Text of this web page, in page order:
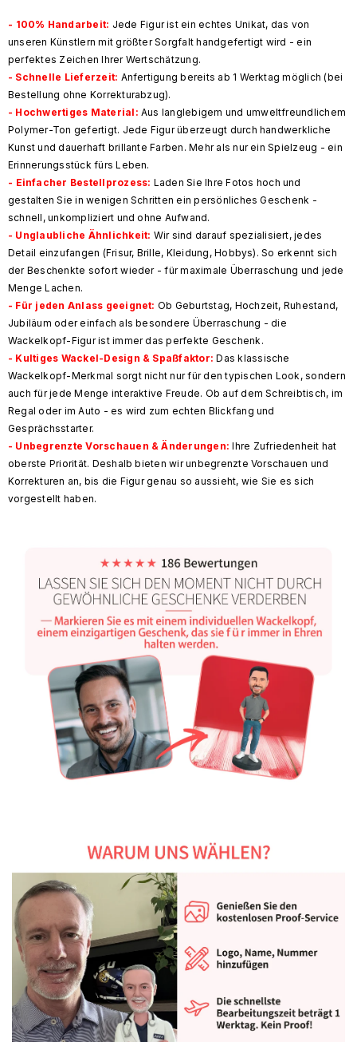
- 100% Handarbeit: Jede Figur ist ein echtes Unikat, das von
unseren Künstlern mit größter Sorgfalt handgefertigt wird - ein
perfektes Zeichen Ihrer Wertschätzung.
- Schnelle Lieferzeit: Anfertigung bereits ab 1 Werktag möglich (bei
Bestellung ohne Korrekturabzug).
- Hochwertiges Material: Aus langlebigem und umweltfreundlichem
Polymer-Ton gefertigt. Jede Figur überzeugt durch handwerkliche
Kunst und dauerhaft brillante Farben. Mehr als nur ein Spielzeug - ein
Erinnerungsstück fürs Leben.
- Einfacher Bestellprozess: Laden Sie Ihre Fotos hoch und
gestalten Sie in wenigen Schritten ein persönliches Geschenk -
schnell, unkompliziert und ohne Aufwand.
- Unglaubliche Ähnlichkeit: Wir sind darauf spezialisiert, jedes
Detail einzufangen (Frisur, Brille, Kleidung, Hobbys). So erkennt sich
der Beschenkte sofort wieder - für maximale Überraschung und jede
Menge Lachen.
- Für jeden Anlass geeignet: Ob Geburtstag, Hochzeit, Ruhestand,
Jubiläum oder einfach als besondere Überraschung - die
Wackelkopf-Figur ist immer das perfekte Geschenk.
- Kultiges Wackel-Design & Spaßfaktor: Das klassische
Wackelkopf-Merkmal sorgt nicht nur für den typischen Look, sondern
auch für jede Menge interaktive Freude. Ob auf dem Schreibtisch, im
Regal oder im Auto - es wird zum echten Blickfang und
Gesprächsstarter.
- Unbegrenzte Vorschauen & Änderungen: Ihre Zufriedenheit hat
oberste Priorität. Deshalb bieten wir unbegrenzte Vorschauen und
Korrekturen an, bis die Figur genau so aussieht, wie Sie es sich
vorgestellt haben.